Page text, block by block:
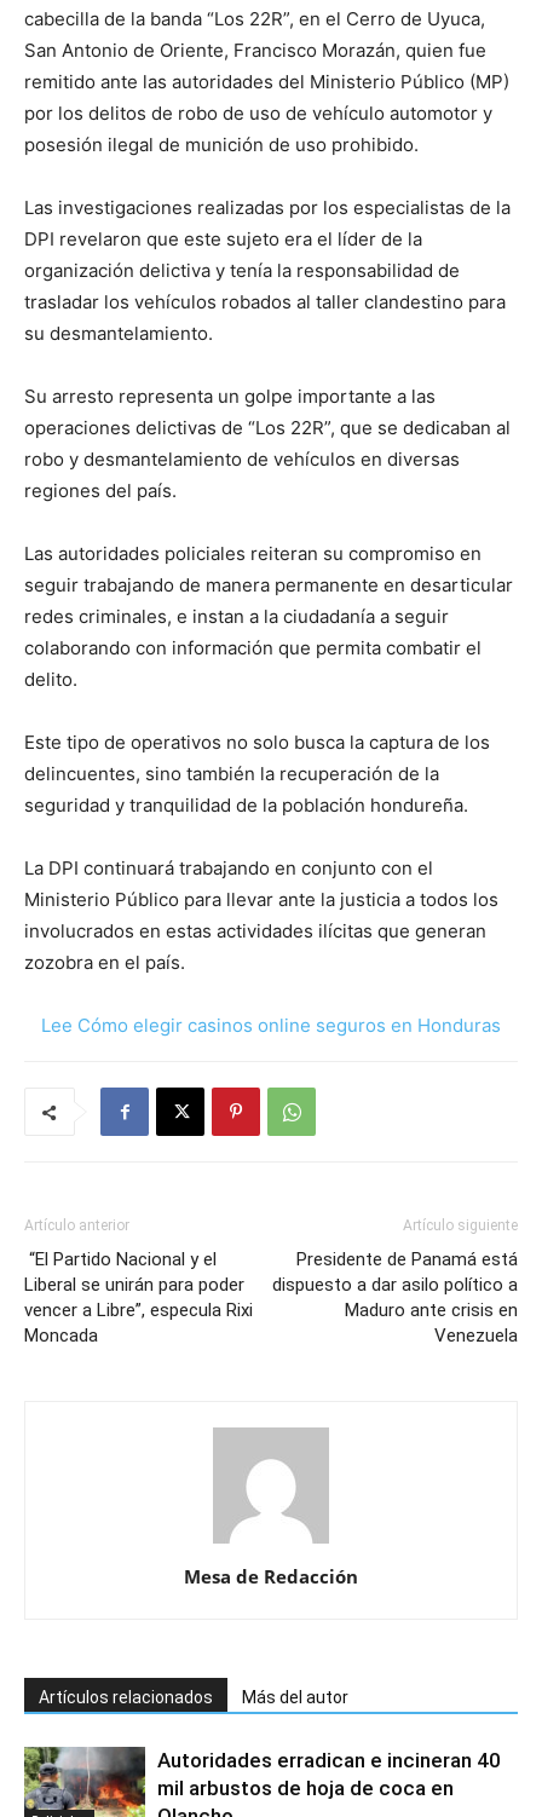
cabecilla de la banda “Los 22R”, en el Cerro de Uyuca,
San Antonio de Oriente, Francisco Morazán, quien fue
remitido ante las autoridades del Ministerio Público (MP)
por los delitos de robo de uso de vehículo automotor y
posesión ilegal de munición de uso prohibido.
Las investigaciones realizadas por los especialistas de la
DPI revelaron que este sujeto era el líder de la
organización delictiva y tenía la responsabilidad de
trasladar los vehículos robados al taller clandestino para
su desmantelamiento.
Su arresto representa un golpe importante a las
operaciones delictivas de “Los 22R”, que se dedicaban al
robo y desmantelamiento de vehículos en diversas
regiones del país.
Las autoridades policiales reiteran su compromiso en
seguir trabajando de manera permanente en desarticular
redes criminales, e instan a la ciudadanía a seguir
colaborando con información que permita combatir el
delito.
Este tipo de operativos no solo busca la captura de los
delincuentes, sino también la recuperación de la
seguridad y tranquilidad de la población hondureña.
La DPI continuará trabajando en conjunto con el
Ministerio Público para llevar ante la justicia a todos los
involucrados en estas actividades ilícitas que generan
zozobra en el país.
Lee Cómo elegir casinos online seguros en Honduras
Artículo anterior
“El Partido Nacional y el
Liberal se unirán para poder
vencer a Libre”, especula Rixi
Moncada
Artículo siguiente
Presidente de Panamá está
dispuesto a dar asilo político a
Maduro ante crisis en
Venezuela
Mesa de Redacción
Artículos relacionados Más del autor
Autoridades erradican e incineran 40
mil arbustos de hoja de coca en